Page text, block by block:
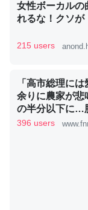
くらい。小説で
ど、短期記憶と
─GPTの仕組みと
昆虫ってカル
コオロギのカ
女性ボーカルの
れるな！クソが
215 users
「高市総理に
余りに農家が
の半分以下に…
騰「今年でやめ
396 users